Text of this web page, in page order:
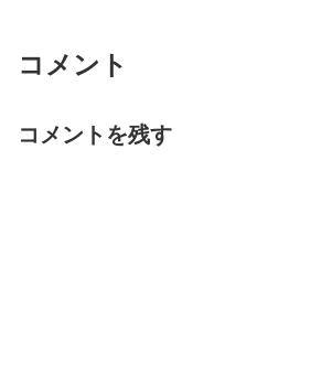
コメント
コメントを残す